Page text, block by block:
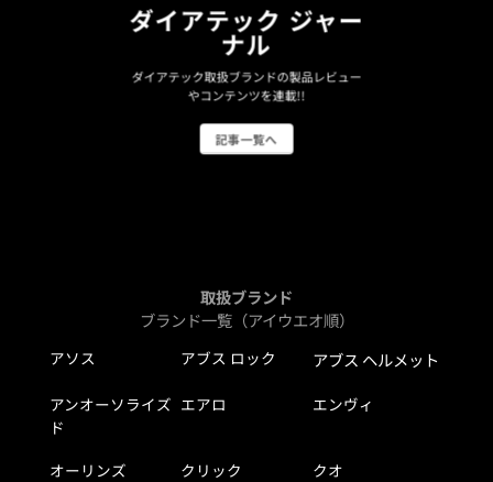
ダイアテック ジャー
ナル
ダイアテック取扱ブランドの製品レビュー
やコンテンツを連載!!
記事一覧へ
取扱ブランド
ブランド一覧（アイウエオ順）
アソス アブス ロック アブス ヘルメット
アンオーソライズ
ド
エアロ エンヴィ
オーリンズ クリック
クオ